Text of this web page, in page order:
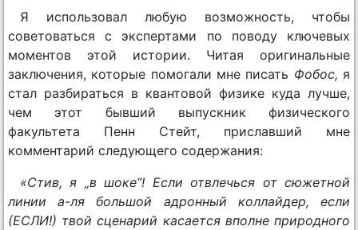
Я использовал любую возможность, чтобы
советоваться с экспертами по поводу ключевых
моментов этой истории. Читая оригинальные
заключения, которые помогали мне писать Фобос, я
стал разбираться в квантовой физике куда лучше,
чем этот бывший выпускник физического
факультета Пенн Стейт, приславший мне
комментарий следующего содержания:
«Стив, я „в шоке“! Если отвлечься от сюжетной
линии а-ля большой адронный коллайдер, если
(ЕСЛИ!) твой сценарий касается вполне природного